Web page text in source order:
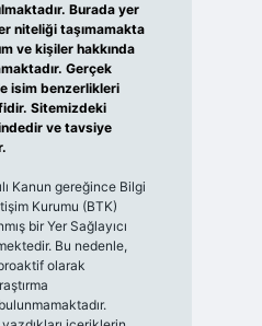
Burada yer
niteliği taşımamakta
ve kişiler hakkında
Gerçek
isim benzerlikleri
Sitemizdeki
ve tavsiye
Kanun gereğince Bilgi
Kurumu (BTK)
bir Yer Sağlayıcı
Bu nedenle,
olarak